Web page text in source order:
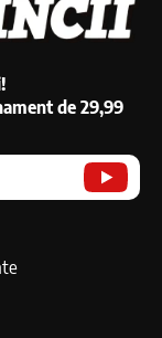
de 29,99